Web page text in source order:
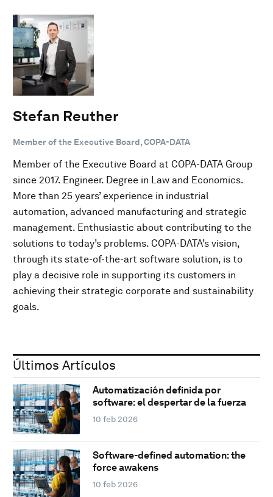
Stefan Reuther
Member of the Executive Board, COPA-DATA
Member of the Executive Board at COPA-DATA Group
since 2017. Engineer. Degree in Law and Economics.
More than 25 years’ experience in industrial
automation, advanced manufacturing and strategic
management. Enthusiastic about contributing to the
solutions to today’s problems. COPA-DATA’s vision,
through its state-of-the-art software solution, is to
play a decisive role in supporting its customers in
achieving their strategic corporate and sustainability
goals.
Últimos Artículos
Automatización definida por
software: el despertar de la fuerza
10 feb 2026
Software-defined automation: the
force awakens
10 feb 2026